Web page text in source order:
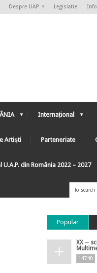
Despre UAP Legislatie
Internațional
Artiști Parteneriate
din România 2022 – 2027
Popular
XX ─
14740